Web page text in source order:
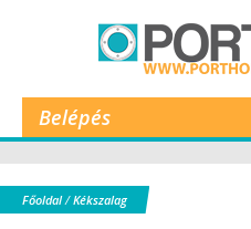
Belépés
Főoldal/Kékszalag